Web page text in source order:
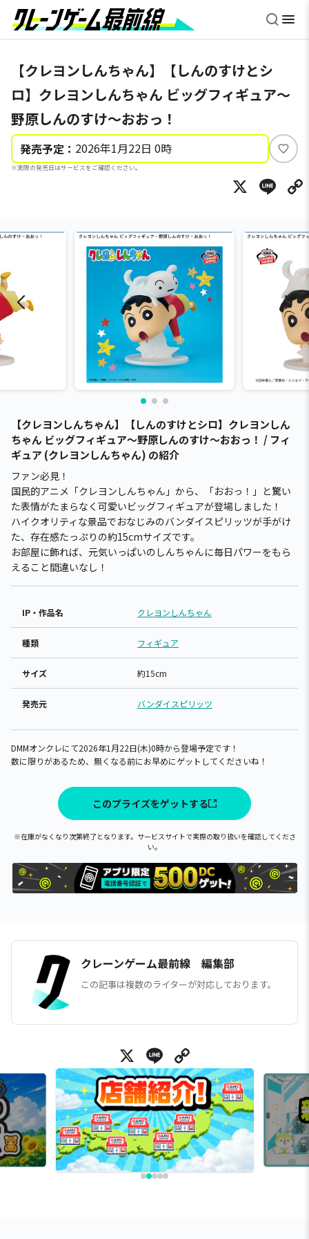
【クレヨンしんちゃん】【しんのすけとシ
ロ】クレヨンしんちゃん ビッグフィギュア～
野原しんのすけ～おおっ！
発売予定： 2026年1月22日 0時
※実際の発売日はサービスをご確認ください。
い
ね
X
【クレヨンしんちゃん】【しんのすけとシロ】クレヨンしん
ちゃん ビッグフィギュア～野原しんのすけ～おおっ！ / フィ
ギュア (クレヨンしんちゃん) の紹介
ファン必見！
国民的アニメ「クレヨンしんちゃん」から、「おおっ！」と驚い
た表情がたまらなく可愛いビッグフィギュアが登場しました！
ハイクオリティな景品でおなじみのバンダイスピリッツが手がけ
た、存在感たっぷりの約15cmサイズです。
お部屋に飾れば、元気いっぱいのしんちゃんに毎日パワーをもら
えること間違いなし！
IP・作品名 クレヨンしんちゃん
種類 フィギュア
サイズ 約15cm
発売元 バンダイスピリッツ
DMMオンクレにて2026年1月22日(木)0時から登場予定です！
数に限りがあるため、無くなる前にお早めにゲットしてくださいね！
このプライズをゲットする
※在庫がなくなり次第終了となります。サービスサイトで実際の取り扱いを確認してくださ
い。
クレーンゲーム最前線 編集部
この記事は複数のライターが対応しております。
X Line